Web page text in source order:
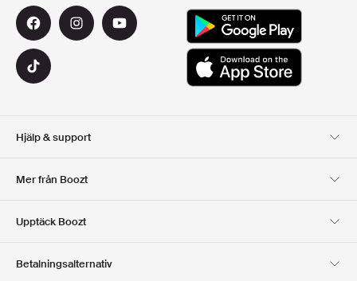
Hjälp & support
Mer från Boozt
Club Boozt
Upptäck Boozt
Betalningsalternativ